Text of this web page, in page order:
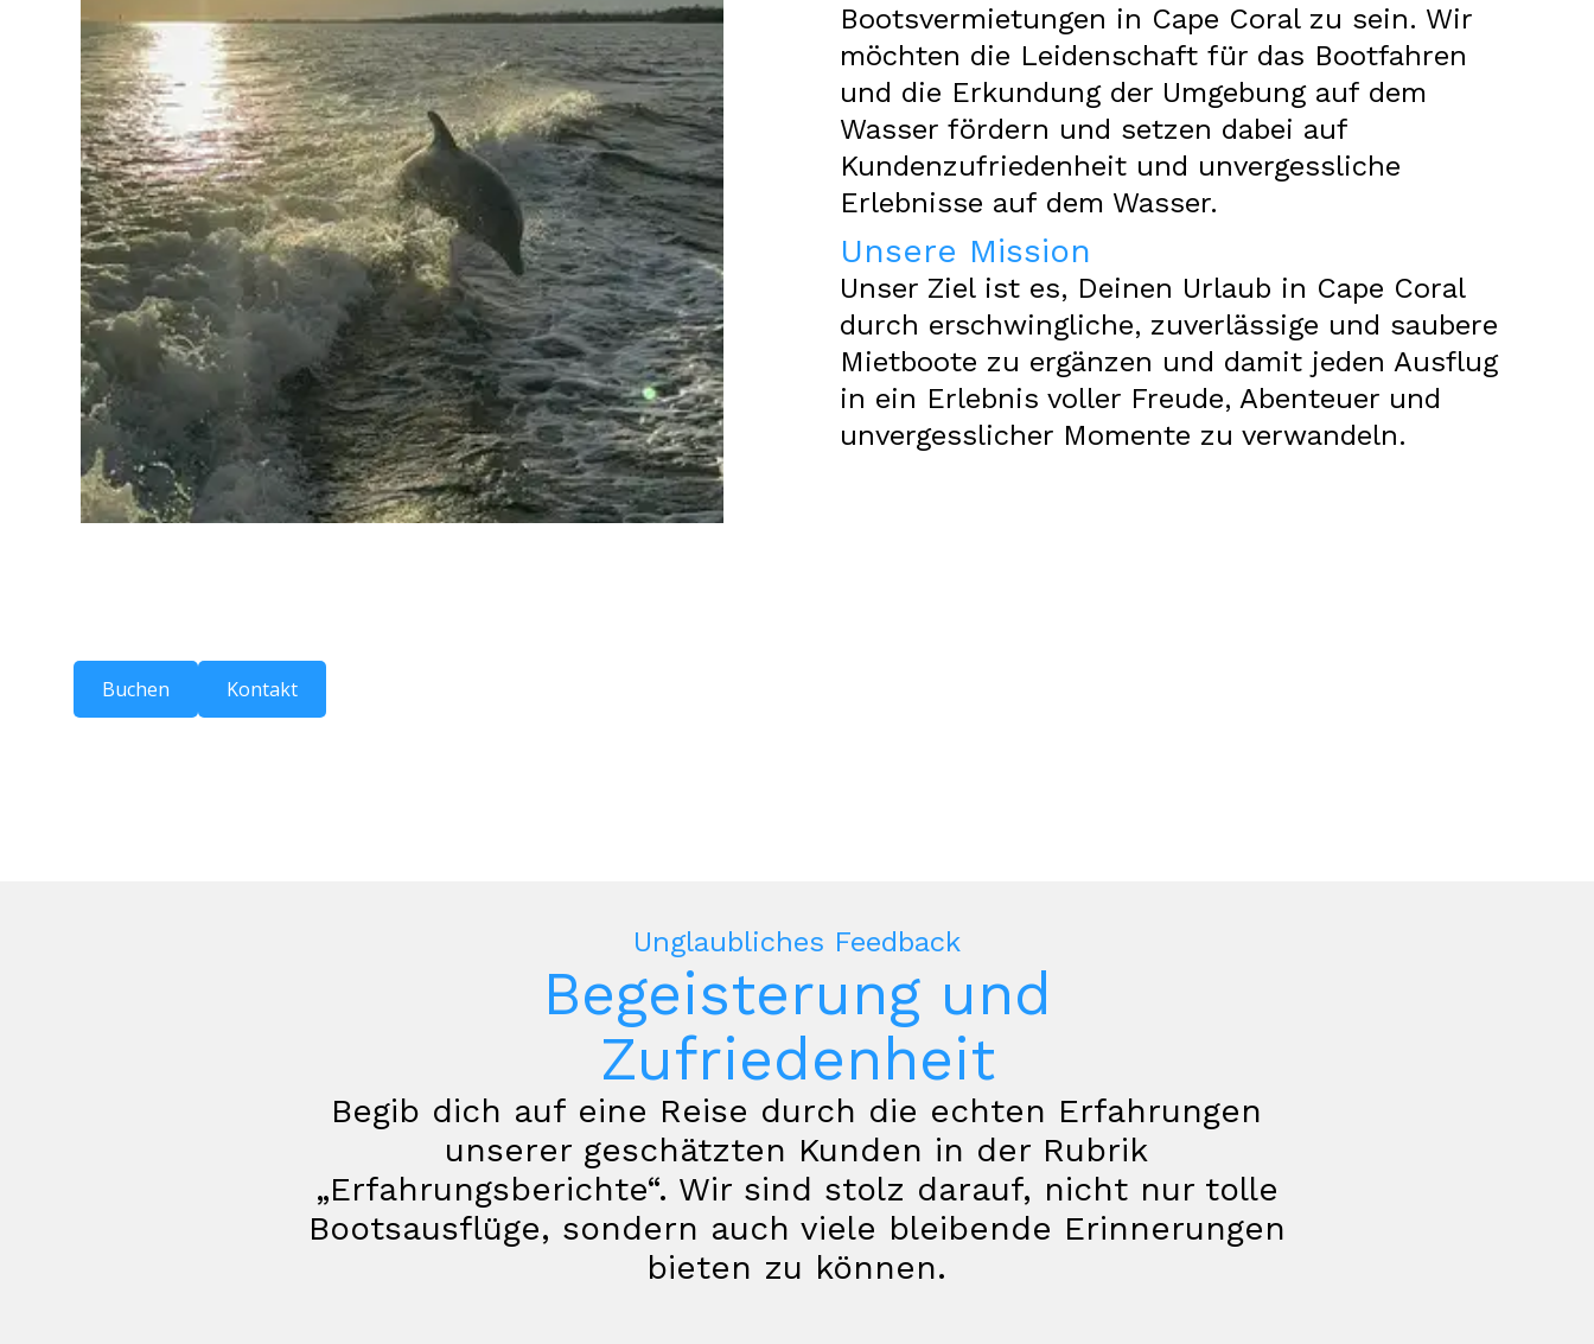
Bootsvermietungen in Cape Coral zu sein. Wir
möchten die Leidenschaft für das Bootfahren
und die Erkundung der Umgebung auf dem
Wasser fördern und setzen dabei auf
Kundenzufriedenheit und unvergessliche
Erlebnisse auf dem Wasser.
Unsere Mission
Unser Ziel ist es, Deinen Urlaub in Cape Coral
durch erschwingliche, zuverlässige und saubere
Mietboote zu ergänzen und damit jeden Ausflug
in ein Erlebnis voller Freude, Abenteuer und
unvergesslicher Momente zu verwandeln.
Buchen Kontakt
Unglaubliches Feedback
Begeisterung und
Zufriedenheit
Begib dich auf eine Reise durch die echten Erfahrungen
unserer geschätzten Kunden in der Rubrik
„Erfahrungsberichte“. Wir sind stolz darauf, nicht nur tolle
Bootsausflüge, sondern auch viele bleibende Erinnerungen
bieten zu können.